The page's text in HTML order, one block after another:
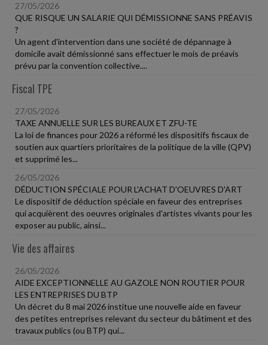
27/05/2026
QUE RISQUE UN SALARIE QUI DÉMISSIONNE SANS PRÉAVIS
?
Un agent d'intervention dans une société de dépannage à
domicile avait démissionné sans effectuer le mois de préavis
prévu par la convention collective....
Fiscal TPE
27/05/2026
TAXE ANNUELLE SUR LES BUREAUX ET ZFU-TE
La loi de finances pour 2026 a réformé les dispositifs fiscaux de
soutien aux quartiers prioritaires de la politique de la ville (QPV)
et supprimé les...
26/05/2026
DÉDUCTION SPÉCIALE POUR L'ACHAT D'OEUVRES D'ART
Le dispositif de déduction spéciale en faveur des entreprises
qui acquièrent des oeuvres originales d'artistes vivants pour les
exposer au public, ainsi...
Vie des affaires
26/05/2026
AIDE EXCEPTIONNELLE AU GAZOLE NON ROUTIER POUR
LES ENTREPRISES DU BTP
Un décret du 8 mai 2026 institue une nouvelle aide en faveur
des petites entreprises relevant du secteur du bâtiment et des
travaux publics (ou BTP) qui...